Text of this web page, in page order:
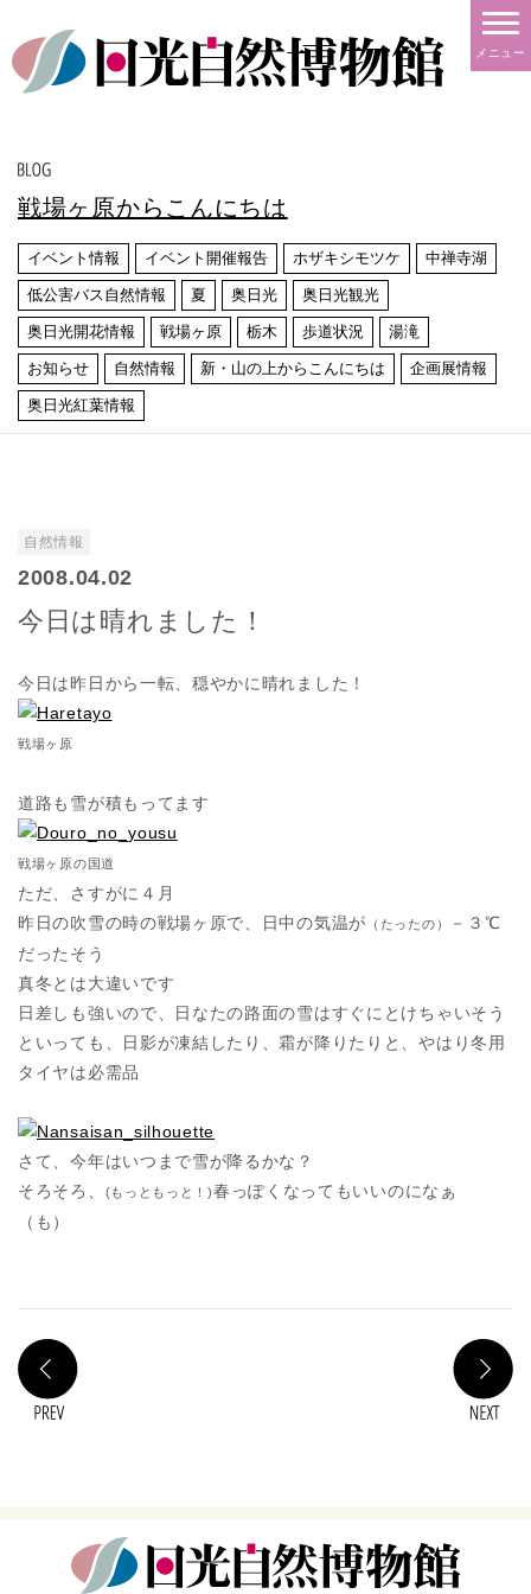
メニュー
戦場ヶ原からこんにちは
イベント情報 イベント開催報告 ホザキシモツケ 中禅寺湖
低公害バス自然情報 夏 奥日光 奥日光観光
奥日光開花情報 戦場ヶ原 栃木 歩道状況 湯滝
お知らせ 自然情報 新・山の上からこんにちは 企画展情報
奥日光紅葉情報
自然情報
2008.04.02
今日は晴れました！
今日は昨日から一転、穏やかに晴れました！
戦場ヶ原
道路も雪が積もってます
戦場ヶ原の国道
ただ、さすがに４月
昨日の吹雪の時の戦場ヶ原で、日中の気温が （たったの）
－３℃
だったそう
真冬とは大違いです
日差しも強いので、日なたの路面の雪はすぐにとけちゃいそう
といっても、日影が凍結したり、霜が降りたりと、やはり冬用
タイヤは必需品
さて、今年はいつまで雪が降るかな？
そろそろ、
(もっともっと！)春っぽくなってもいいのになぁ
（も）